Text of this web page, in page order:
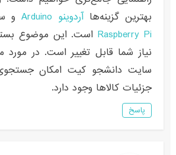
بهترین گزینه‌هاآردوینو Arduino و
Raspberry Piاست. این موضوع
نیاز شما قابل تغییر است. در مورد
سایت دانشجو کیت امکان
جزئیات کالاها وجود دارد.
پاسخ